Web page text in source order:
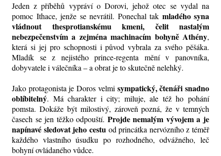
Jeden z příběhů vypráví o Dorovi, jehož otec se vydal na
pomoc Ithace, jenže se nevrátil. Ponechal tak mladého syna
vládnout thesprotianskému kmeni, čelit nastalým
nebezpečenstvím a zejména machinacím bohyně Athény,
která si jej pro schopnosti i původ vybrala za svého pěšáka.
Mladík se z nejistého prince-regenta mění v panovníka,
dobyvatele i válečníka – a obrat je to skutečně nelehký.
Jako protagonista je Doros velmi sympatický, čtenáři snadno
oblíbitelný. Má charakter i city; miluje, ale též ho pohání
pomsta. Dokáže být milostivý, zároveň pozná, že v temných
časech se jen těžko odpouští. Projde nemalým vývojem a je
napínavé sledovat jeho cestu od princátka nervózního z téměř
každého vlastního úsudku po rozhodného, odvážného, leč
bohyní ovládaného vůdce.